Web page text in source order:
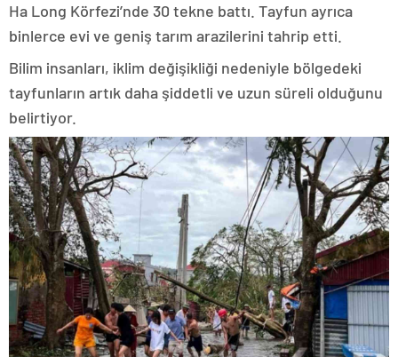
Ha Long Körfezi’nde 30 tekne battı. Tayfun ayrıca
binlerce evi ve geniş tarım arazilerini tahrip etti.
Bilim insanları, iklim değişikliği nedeniyle bölgedeki
tayfunların artık daha şiddetli ve uzun süreli olduğunu
belirtiyor.